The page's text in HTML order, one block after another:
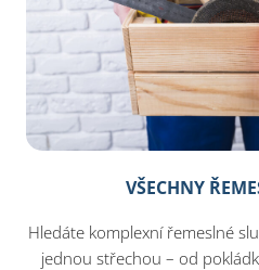
VŠECHNY
Hledáte komplexní řemeslné
jednou střechou – od